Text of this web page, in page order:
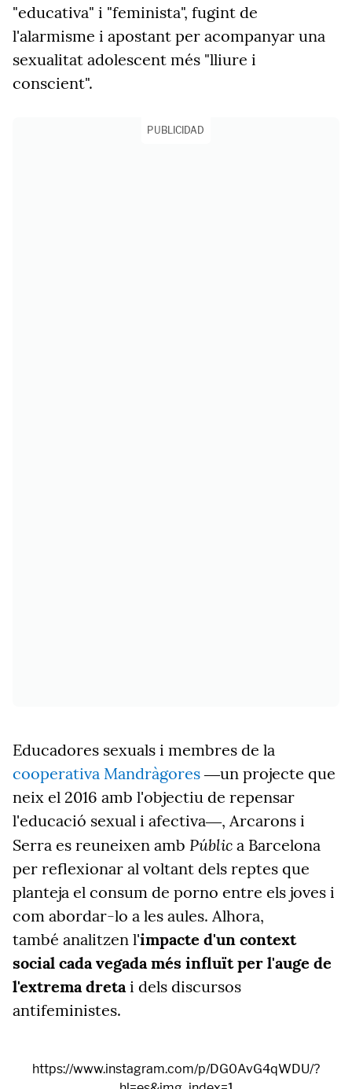
"educativa" i "feminista", fugint de
l'alarmisme i apostant per acompanyar una
sexualitat adolescent més "lliure i
conscient".
PUBLICIDAD
Educadores sexuals i membres de la
cooperativa Mandràgores―un projecte que
neix el 2016 amb l'objectiu de repensar
l'educació sexual i afectiva―, Arcarons i
Serra es reuneixen amb Públic a Barcelona
per reflexionar al voltant dels reptes que
planteja el consum de porno entre els joves i
com abordar-lo a les aules. Alhora,
també analitzen l'impacte d'un context
social cada vegada més influït per l'auge de
l'extrema dretai dels discursos
antifeministes.
https://www.instagram.com/p/DG0AvG4qWDU/?